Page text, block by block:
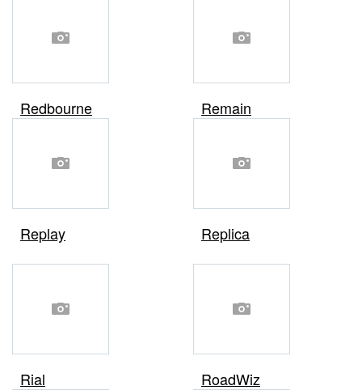
Redbourne Remain
Replay Replica
Rial RoadWiz